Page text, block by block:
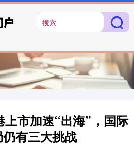
市加速“出海”，国际
有三大挑战